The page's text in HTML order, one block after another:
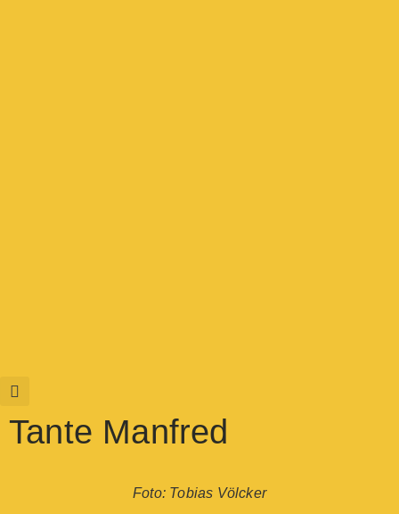
Tante Manfred
Foto: Tobias Völcker